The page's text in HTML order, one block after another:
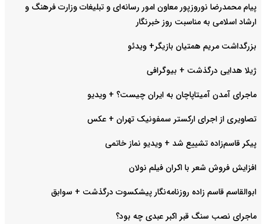
پیام محمدرضا نوروزپور معاون امور رسانه‌ای و تبلیغات وزارت فرهنگ و
ارشاد اسلامی به مناسبت روز خبرنگار
بزرگداشت مریم همتیان بازیگر+ ویدئو
ژیلا هدایی درگذشت + بیوگرافی
ماجرای آمدن آمیتاپاچان به ایران چیست؟ + ویدیو
تصاویری از اجرای ارکستر سمفونیک تهران +‌ عکس
پیکر قاسم‌زاده تشییع شد + ویدیو نماز خاتمی
افزایش فروش شعر با اکران فیلم نولان
ابوالقاسم قاسم زاده روزنامه‌نگار پیشکسوت درگذشت + سوابق
ماجرای نصب سنگ قبر اکبر عبدی چه بود؟